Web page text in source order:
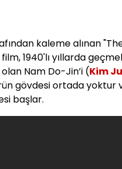
kaleme alınan
1940'lı yıllarda
Nam Do-Jin’i (Kim
gövdesi ortada yoktur
başlar.